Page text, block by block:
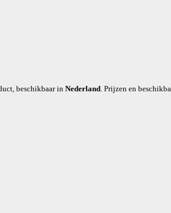
beschikbaar inNederland. Prijzen en